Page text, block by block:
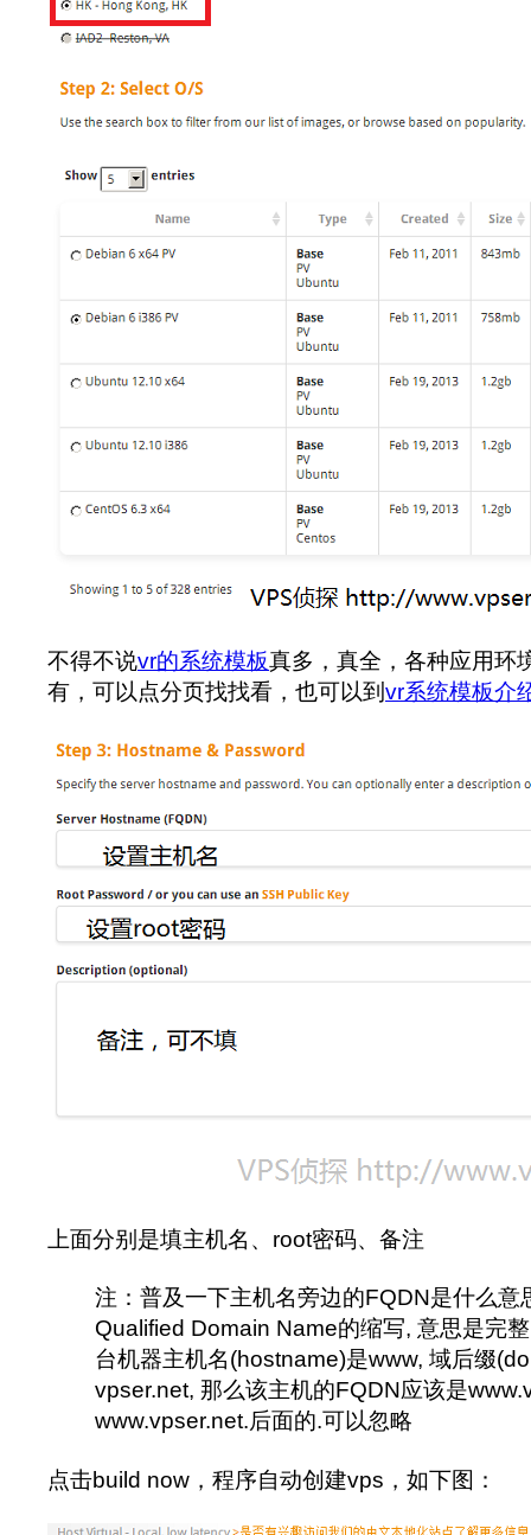
不得不说vr的系统模板真多，真全，各种应用环
有，可以点分页找找看，也可以到 vr系统模板介
上面分别是填主机名、root密码、备注
注：普及一下主机名旁边的FQDN是什么意
Qualified Domain Name的缩写, 意思是完
台机器主机名(hostname)是www, 域后缀
vpser.net, 那么该主机的FQDN应该是
www.vpser.net.后面的.可以忽略
点击build now，程序自动创建vps，如下图：